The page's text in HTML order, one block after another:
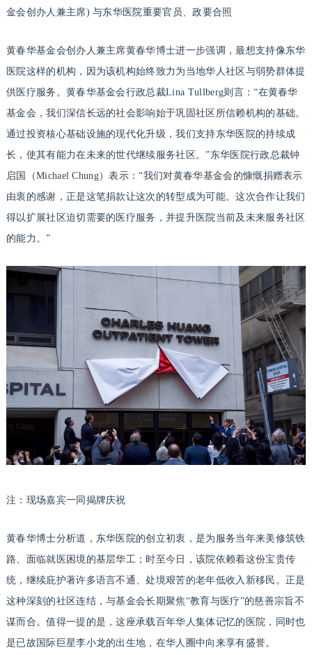
金会创办人兼主席) 与东华医院重要官员、政要合照
黄春华基金会创办人兼主席黄春华博士进一步强调，最想支持像东华
医院这样的机构，因为该机构始终致力为当地华人社区与弱势群体提
供医疗服务。黄春华基金会行政总裁Lina Tullberg则言：“在黄春华
基金会，我们深信长远的社会影响始于巩固社区所信赖机构的基础。
通过投资核心基础设施的现代化升级，我们支持东华医院的持续成
长，使其有能力在未来的世代继续服务社区。”东华医院行政总裁钟
启国（Michael Chung）表示：“我们对黄春华基金会的慷慨捐赠表示
由衷的感谢，正是这笔捐款让这次的转型成为可能。这次合作让我们
得以扩展社区迫切需要的医疗服务，并提升医院当前及未来服务社区
的能力。”
注：现场嘉宾一同揭牌庆祝
黄春华博士分析道，东华医院的创立初衷，是为服务当年来美修筑铁
路、面临就医困境的基层华工；时至今日，该院依赖着这份宝贵传
统，继续庇护著许多语言不通、处境艰苦的老年低收入新移民。正是
这种深刻的社区连结，与基金会长期聚焦“教育与医疗”的慈善宗旨不
谋而合。值得一提的是，这座承载百年华人集体记忆的医院，同时也
是已故国际巨星李小龙的出生地，在华人圈中向来享有盛誉。